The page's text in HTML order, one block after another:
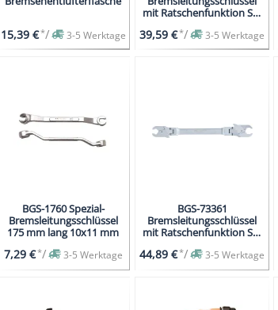
15,39 €*/ 3-5 Werktage
mit Ratschenfunktion SW
39,59 €*/ 3-5 Werktage
BGS-1760 Spezial-
Bremsleitungsschlüssel
175 mm lang 10x11 mm
7,29 €*/ 3-5 Werktage
BGS-73361
Bremsleitungsschlüssel
mit Ratschenfunktion SW
44,89 €*/ 3-5 Werktage